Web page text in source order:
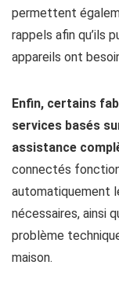
permettent
rappels afin qu’ils
appareils ont
Enfin, certains
services basés
assistance
connectés
automatiquement
nécessaires, ainsi
problème
maison.